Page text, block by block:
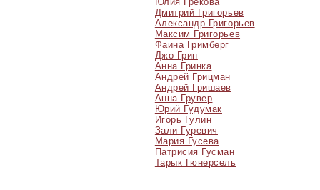
Дмитрий Григорьев
Александр Григорьев
Максим Григорьев
Фаина Гримберг
Джо Грин
Анна Гринка
Андрей Грицман
Андрей Гришаев
Анна Грувер
Юрий Гудумак
Игорь Гулин
Зали Гуревич
Мария Гусева
Патрисия Гусман
Тарык Гюнерсель